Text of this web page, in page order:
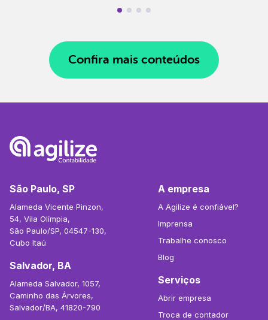
Confira mais conteúdos
São Paulo, SP
Alameda Vicente Pinzon,
54, Vila Olímpia,
São Paulo/SP, 04547-130,
Cubo Itaú
Salvador, BA
Alameda Salvador, 1057,
Caminho das Árvores,
Salvador/BA, 41820-790
A empresa
A Agilize é confiável?
Imprensa
Trabalhe conosco
Blog
Serviços
Abrir empresa
Troca de contador